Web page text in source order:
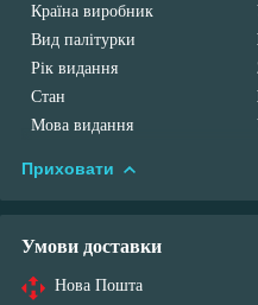
Країна виробник
Вид палітурки
Рік видання
Стан
Мова видання
Приховати
Умови доставки
Нова Пошта